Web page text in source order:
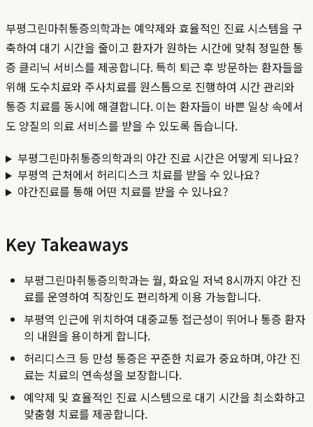
부평그린마취통증의학과는 예약제와 효율적인 진료 시스템을 구
축하여 대기 시간을 줄이고 환자가 원하는 시간에 맞춰 정밀한 통
증 클리닉 서비스를 제공합니다. 특히 퇴근 후 방문하는 환자들을
위해 도수치료와 주사치료를 원스톱으로 진행하여 시간 관리와
통증 치료를 동시에 해결합니다. 이는 환자들이 바쁜 일상 속에서
도 양질의 의료 서비스를 받을 수 있도록 돕습니다.
부평그린마취통증의학과의 야간 진료 시간은 어떻게 되나요?
부평역 근처에서 허리디스크 치료를 받을 수 있나요?
야간진료를 통해 어떤 치료를 받을 수 있나요?
Key Takeaways
부평그린마취통증의학과는 월, 화요일 저녁 8시까지 야간 진
료를 운영하여 직장인도 편리하게 이용 가능합니다.
부평역 인근에 위치하여 대중교통 접근성이 뛰어나 통증 환자
의 내원을 용이하게 합니다.
허리디스크 등 만성 통증은 꾸준한 치료가 중요하며, 야간 진
료는 치료의 연속성을 보장합니다.
예약제 및 효율적인 진료 시스템으로 대기 시간을 최소화하고
맞춤형 치료를 제공합니다.